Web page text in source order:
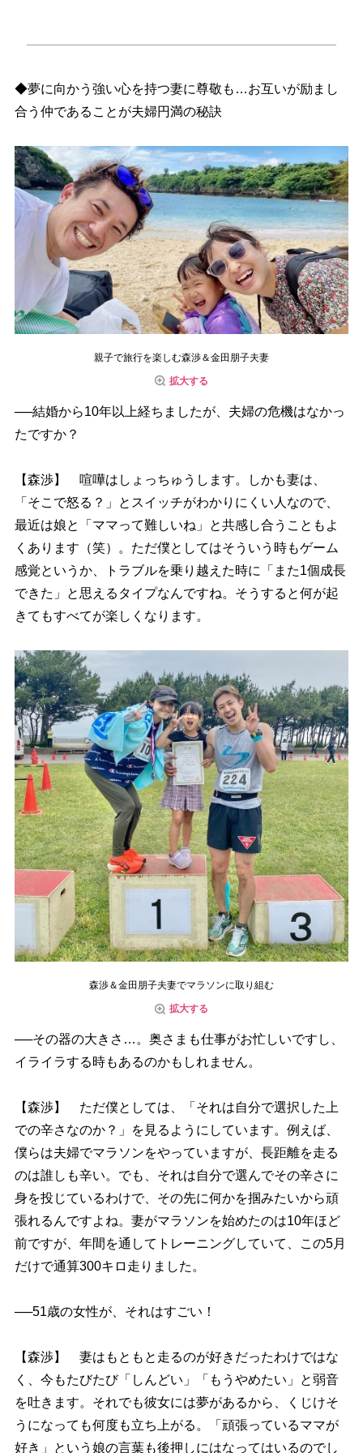
◆夢に向かう強い心を持つ妻に尊敬も…お互いが励まし
合う仲であることが夫婦円満の秘訣
親子で旅行を楽しむ森渉＆金田朋子夫妻
拡大する
──結婚から10年以上経ちましたが、夫婦の危機はなかっ
たですか？
【森渉】 喧嘩はしょっちゅうします。しかも妻は、
「そこで怒る？」とスイッチがわかりにくい人なので、
最近は娘と「ママって難しいね」と共感し合うこともよ
くあります（笑）。ただ僕としてはそういう時もゲーム
感覚というか、トラブルを乗り越えた時に「また1個成長
できた」と思えるタイプなんですね。そうすると何が起
きてもすべてが楽しくなります。
森渉＆金田朋子夫妻でマラソンに取り組む
拡大する
──その器の大きさ…。奥さまも仕事がお忙しいですし、
イライラする時もあるのかもしれません。
【森渉】 ただ僕としては、「それは自分で選択した上
での辛さなのか？」を見るようにしています。例えば、
僕らは夫婦でマラソンをやっていますが、長距離を走る
のは誰しも辛い。でも、それは自分で選んでその辛さに
身を投じているわけで、その先に何かを掴みたいから頑
張れるんですよね。妻がマラソンを始めたのは10年ほど
前ですが、年間を通してトレーニングしていて、この5月
だけで通算300キロ走りました。
──51歳の女性が、それはすごい！
【森渉】 妻はもともと走るのが好きだったわけではな
く、今もたびたび「しんどい」「もうやめたい」と弱音
を吐きます。それでも彼女には夢があるから、くじけそ
うになっても何度も立ち上がる。「頑張っているママが
好き」という娘の言葉も後押しにはなってはいるのでし